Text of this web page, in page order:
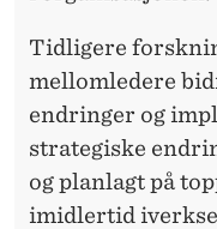
Tidligere
mellomledere
endringer og
strategiske
og planlagt på
imidlertid